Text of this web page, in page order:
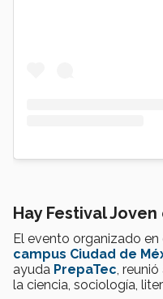
Hay Festival Joven
El evento organizado en
campus Ciudad de
ayuda PrepaTec,
la ciencia, sociología,